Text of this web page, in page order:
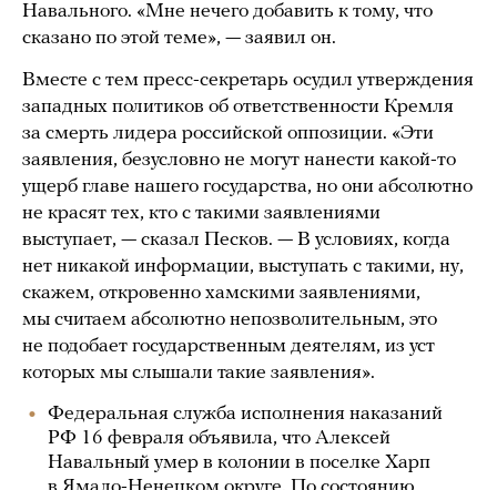
Навального. «Мне нечего добавить к тому, что
сказано по этой теме», — заявил он.
Вместе с тем пресс-секретарь осудил утверждения
западных политиков об ответственности Кремля
за смерть лидера российской оппозиции. «Эти
заявления, безусловно не могут нанести какой-то
ущерб главе нашего государства, но они абсолютно
не красят тех, кто с такими заявлениями
выступает, — сказал Песков. — В условиях, когда
нет никакой информации, выступать с такими, ну,
скажем, откровенно хамскими заявлениями,
мы считаем абсолютно непозволительным, это
не подобает государственным деятелям, из уст
которых мы слышали такие заявления».
Федеральная служба исполнения наказаний
РФ 16 февраля объявила, что Алексей
Навальный умер в колонии в поселке Харп